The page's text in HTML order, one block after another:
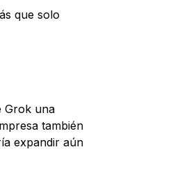
que solo
Grok una
también
expandir aún